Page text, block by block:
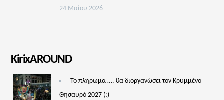
24 Μαΐου 2026
KirixAROUND
Το πλήρωμα …. θα διοργανώσει τον Κρυμμένο
Θησαυρό 2027 (;)